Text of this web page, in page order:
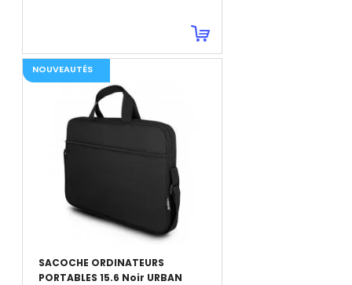
SACOCHE ORDINATEURS
PORTABLES 15.6 Noir URBAN
NOUVEAUTÉS